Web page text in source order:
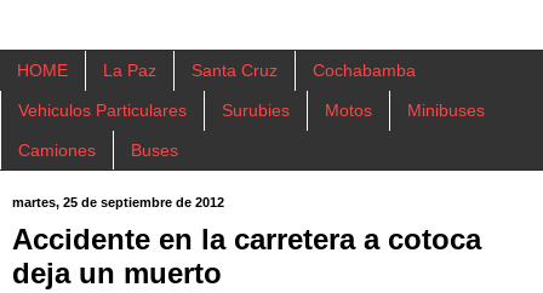
HOME La Paz Santa Cruz Cochabamba
Vehiculos Particulares Surubies Motos Minibuses
Camiones Buses
martes, 25 de septiembre de 2012
Accidente en la carretera a cotoca
deja un muerto